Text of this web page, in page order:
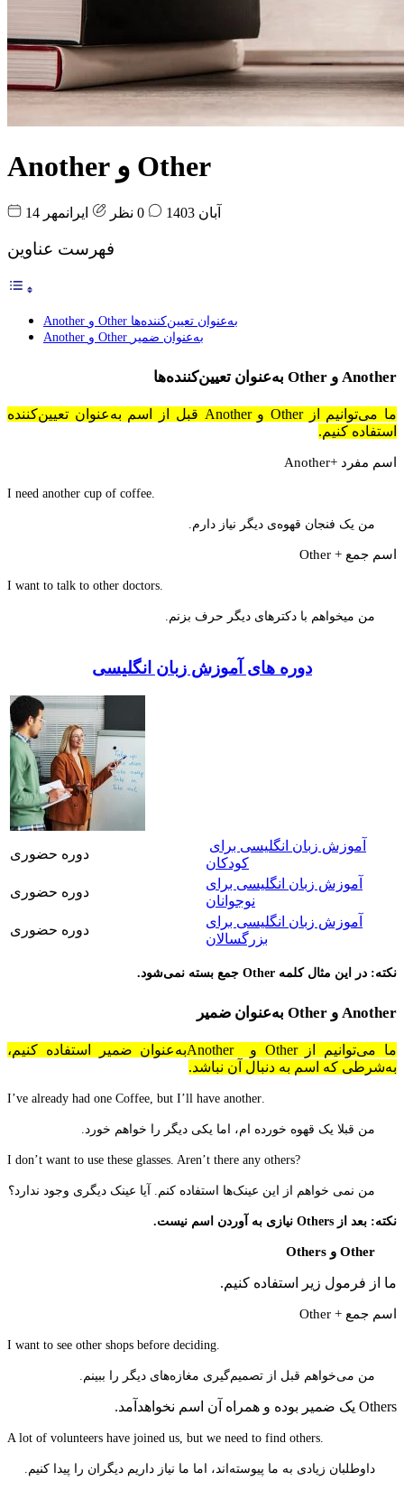
Another و Other
14 آبان 1403 ایرانمهر
فهرست عناوین
Another و Other به‌عنوان تعیین‌کننده‌ها
Another و Other به‌عنوان ضمیر
Another و Other به‌عنوان تعیین‌کننده‌ها
ما می‌توانیم از Other و Another قبل از اسم به‌عنوان تعیین‌کننده
استفاده کنیم.
اسم مفرد +Another
.I need another cup of coffee
من یک فنجان قهوه‌ی دیگر نیاز دارم.
اسم جمع + Other
.I want to talk to other doctors
من میخواهم با دکترهای دیگر حرف بزنم.
دوره های آموزش زبان انگلیسی
دوره حضوری
آموزش زبان انگلیسی برای
کودکان
دوره حضوری
آموزش زبان انگلیسی برای
نوجوانان
دوره حضوری
آموزش زبان انگلیسی برای
بزرگسالان
نکته: در این مثال کلمه Other جمع بسته نمی‌شود.
Another و Other به‌عنوان ضمیر
ما می‌توانیم از Other و Anotherبه‌عنوان ضمیر استفاده کنیم،
به‌شرطی که اسم به دنبال آن نباشد.
من قبلا یک قهوه خورده ام، اما یکی دیگر را خواهم خورد.
?I don’t want to use these glasses. Aren’t there any others
من نمی خواهم از این عینک‌ها استفاده کنم. آیا عینک دیگری وجود ندارد؟
نکته: بعد از Others نیازی به آوردن اسم نیست.
Other و Others
ما از فرمول زیر استفاده کنیم.
اسم جمع + Other
من می‌خواهم قبل از تصمیم‌گیری مغازه‌های دیگر را ببینم.
Others یک ضمیر بوده و همراه آن اسم نخواهدآمد.
داوطلبان زیادی به ما پیوسته‌اند، اما ما نیاز داریم دیگران را پیدا کنیم.